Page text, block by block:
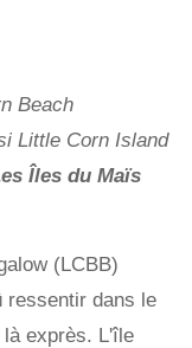
Beach
Little Corn Island
Îles du Maïs
(LCBB)
ressentir dans le
exprès. L'île